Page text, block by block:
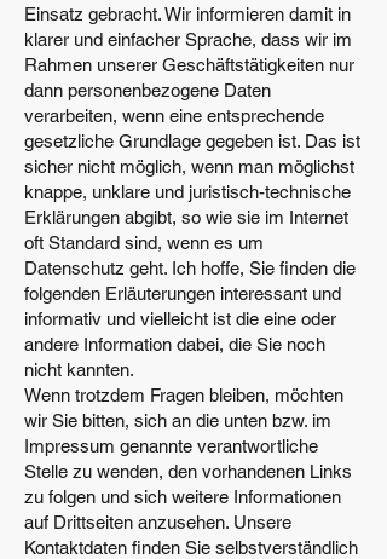
Einsatz gebracht. Wir informieren damit in
klarer und einfacher Sprache, dass wir im
Rahmen unserer Geschäftstätigkeiten nur
dann personenbezogene Daten
verarbeiten, wenn eine entsprechende
gesetzliche Grundlage gegeben ist. Das ist
sicher nicht möglich, wenn man möglichst
knappe, unklare und juristisch-technische
Erklärungen abgibt, so wie sie im Internet
oft Standard sind, wenn es um
Datenschutz geht. Ich hoffe, Sie finden die
folgenden Erläuterungen interessant und
informativ und vielleicht ist die eine oder
andere Information dabei, die Sie noch
nicht kannten.
Wenn trotzdem Fragen bleiben, möchten
wir Sie bitten, sich an die unten bzw. im
Impressum genannte verantwortliche
Stelle zu wenden, den vorhandenen Links
zu folgen und sich weitere Informationen
auf Drittseiten anzusehen. Unsere
Kontaktdaten finden Sie selbstverständlich